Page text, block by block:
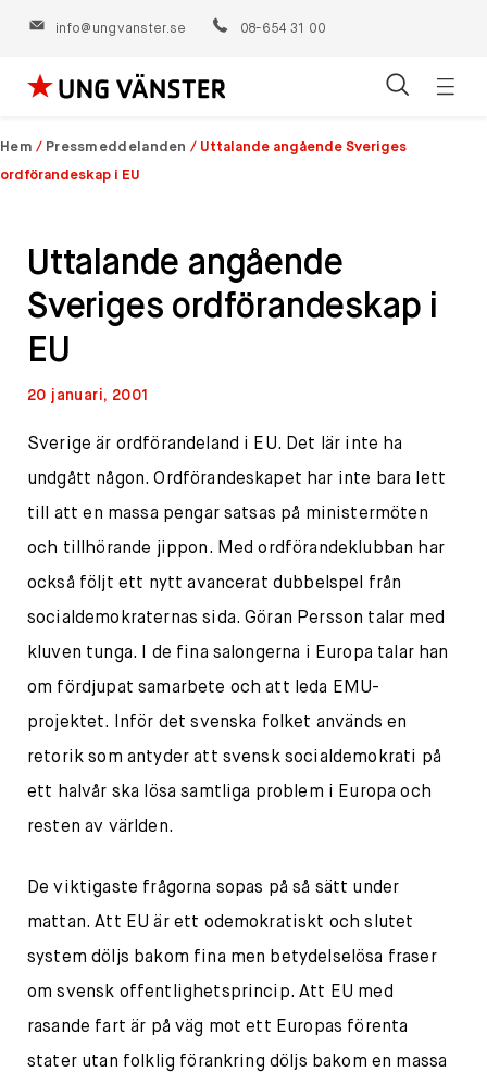
info@ungvanster.se 08-654 31 00
Hoppa
till
innehåll
Hem / Pressmeddelanden / Uttalande angående Sveriges
ordförandeskap i EU
Uttalande angående
Sveriges ordförandeskap i
EU
20 januari, 2001
Sverige är ordförandeland i EU. Det lär inte ha
undgått någon. Ordförandeskapet har inte bara lett
till att en massa pengar satsas på ministermöten
och tillhörande jippon. Med ordförandeklubban har
också följt ett nytt avancerat dubbelspel från
socialdemokraternas sida. Göran Persson talar med
kluven tunga. I de fina salongerna i Europa talar han
om fördjupat samarbete och att leda EMU-
projektet. Inför det svenska folket används en
retorik som antyder att svensk socialdemokrati på
ett halvår ska lösa samtliga problem i Europa och
resten av världen.
De viktigaste frågorna sopas på så sätt under
mattan. Att EU är ett odemokratiskt och slutet
system döljs bakom fina men betydelselösa fraser
om svensk offentlighetsprincip. Att EU med
rasande fart är på väg mot ett Europas förenta
stater utan folklig förankring döljs bakom en massa